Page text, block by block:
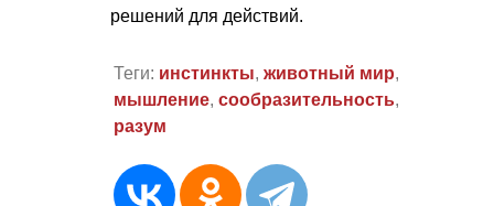
решений для действий.
Теги: инстинкты, животный мир,
мышление, сообразительность,
разум